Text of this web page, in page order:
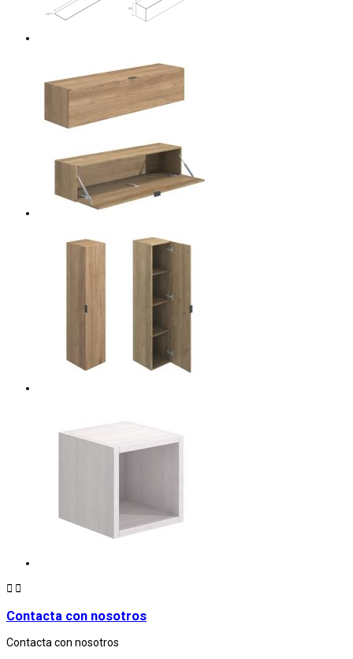
 
Contacta con nosotros
Contacta con nosotros